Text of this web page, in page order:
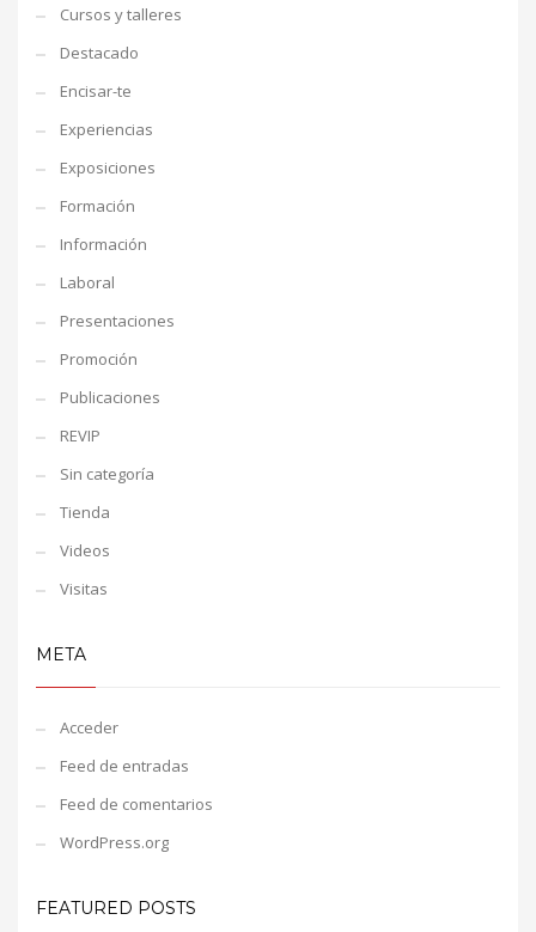
Cursos y talleres
Destacado
Encisar-te
Experiencias
Exposiciones
Formación
Información
Laboral
Presentaciones
Promoción
Publicaciones
REVIP
Sin categoría
Tienda
Videos
Visitas
META
Acceder
Feed de entradas
Feed de comentarios
WordPress.org
FEATURED POSTS